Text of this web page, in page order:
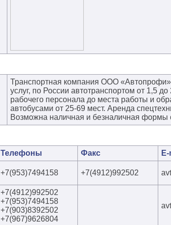
Транспортная компания ООО
услуг, по России автотранспортом от 1,5
рабочего персонала до места работы и
автобусами от 25-69 мест. Аренда
Возможна наличная и безналичная формы
Телефоны Факс E-
+7(953)7494158 +7(4912)992502
+7(4912)992502
+7(953)7494158
+7(903)8392502
+7(967)9626804